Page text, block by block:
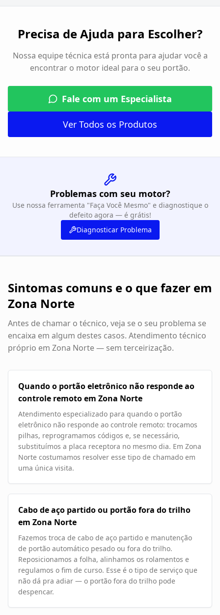
Precisa de Ajuda para Escolher?
Nossa equipe técnica está pronta para ajudar você a
encontrar o motor ideal para o seu portão.
Fale com um Especialista
Ver Todos os Produtos
Problemas com seu motor?
Use nossa ferramenta "Faça Você Mesmo" e diagnostique o
defeito agora — é grátis!
Diagnosticar Problema
Sintomas comuns e o que fazer em
Zona Norte
Antes de chamar o técnico, veja se o seu problema se
encaixa em algum destes casos. Atendimento técnico
próprio em Zona Norte— sem terceirização.
Quando o portão eletrônico não responde ao
controle remoto em Zona Norte
Atendimento especializado para quando o portão
eletrônico não responde ao controle remoto: trocamos
pilhas, reprogramamos códigos e, se necessário,
substituímos a placa receptora no mesmo dia. Em Zona
Norte costumamos resolver esse tipo de chamado em
uma única visita.
Cabo de aço partido ou portão fora do trilho
em Zona Norte
Fazemos troca de cabo de aço partido e manutenção
de portão automático pesado ou fora do trilho.
Reposicionamos a folha, alinhamos os rolamentos e
regulamos o fim de curso. Esse é o tipo de serviço que
não dá pra adiar — o portão fora do trilho pode
despencar.